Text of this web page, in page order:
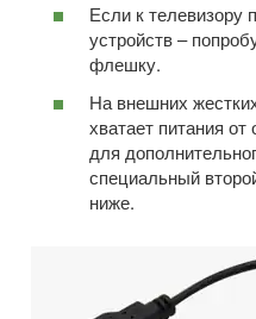
Если к телевизору
устройств –
флешку.
На внешних
хватает питания
для
специальный
ниже.